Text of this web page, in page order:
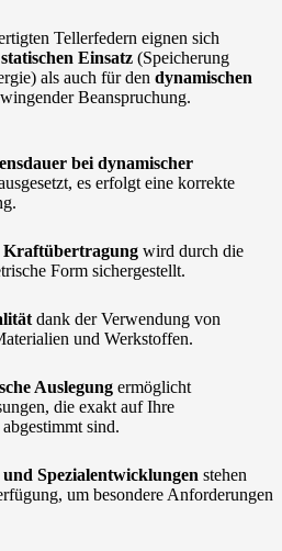
Tellerfedern eignen sich
statischen Einsatz (Speicherung
als auch für den dynamischen
Beanspruchung.
bei dynamischer
es erfolgt eine korrekte
Kraftübertragung wird durch die
Form sichergestellt.
dank der Verwendung von
und Werkstoffen.
Auslegung ermöglicht
die exakt auf Ihre
sind.
Spezialentwicklungen stehen
um besondere Anforderungen